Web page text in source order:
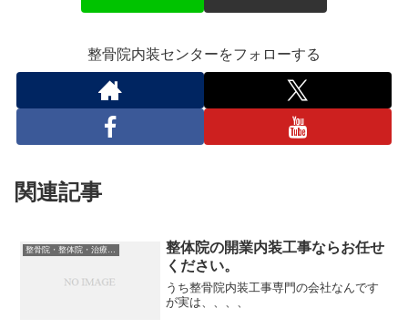
整骨院内装センターをフォローする
関連記事
整体院の開業内装工事ならお任せ
ください。
うち整骨院内装工事専門の会社なんです
が実は、、、、